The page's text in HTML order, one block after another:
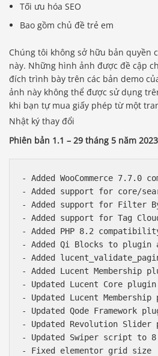
Tối ưu hóa SEO
Bao gồm chủ đề trẻ em
Chúng tôi không sở hữu bản quyền
này. Những hình ảnh được đề cập
đích trình bày trên các bản demo
ảnh này không thể được sử dụng
khi bạn tự mua giấy phép từ một
Nhật ký thay đổi
Phiên bản 1.1 – 29 tháng 5 năm 2023
- Added WooCommerce 7.7.0
- Added support for core/
- Added support for Filter
- Added support for Tag
- Added PHP 8.2
- Added Qi Blocks to
- Added
- Added Lucent Membership
- Updated Lucent Core
- Updated Lucent
- Updated Qode Framework
- Updated Revolution
- Updated Swiper script to
- Fixed elementor grid size